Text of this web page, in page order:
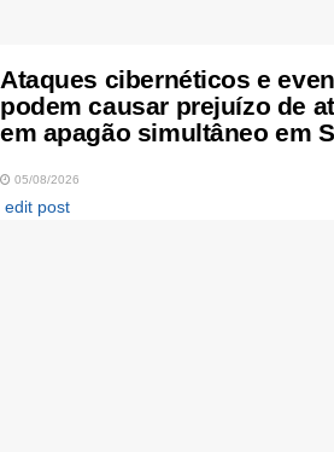
Ataques cibernéticos e
podem causar prejuízo de
em apagão simultâneo em
05/08/2026
edit post